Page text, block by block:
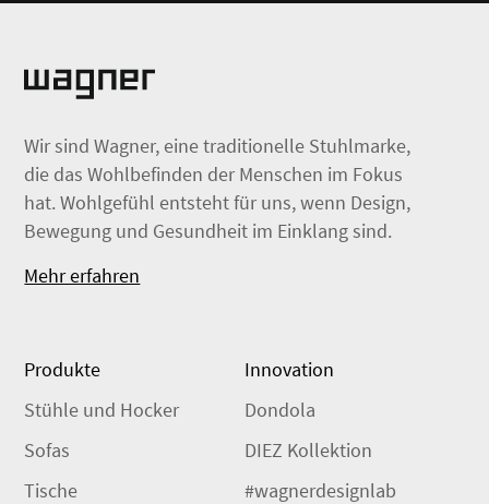
Wir sind Wagner, eine traditionelle Stuhlmarke,
die das Wohlbefinden der Menschen im Fokus
hat. Wohlgefühl entsteht für uns, wenn Design,
Bewegung und Gesundheit im Einklang sind.
Mehr erfahren
Produkte
Stühle und Hocker
Sofas
Tische
Innovation
Dondola
DIEZ Kollektion
#wagnerdesignlab